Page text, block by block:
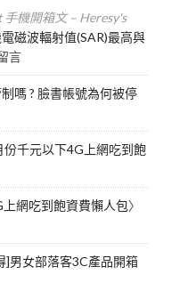
手機開箱文 – Heresy's
電磁波輻射值(SAR)最高與
言
嗎 ? 臉書帳號為何被停
份千元以下4G上網吃到飽
網吃到飽資費懶人包〉
]男女部落客3C產品開箱